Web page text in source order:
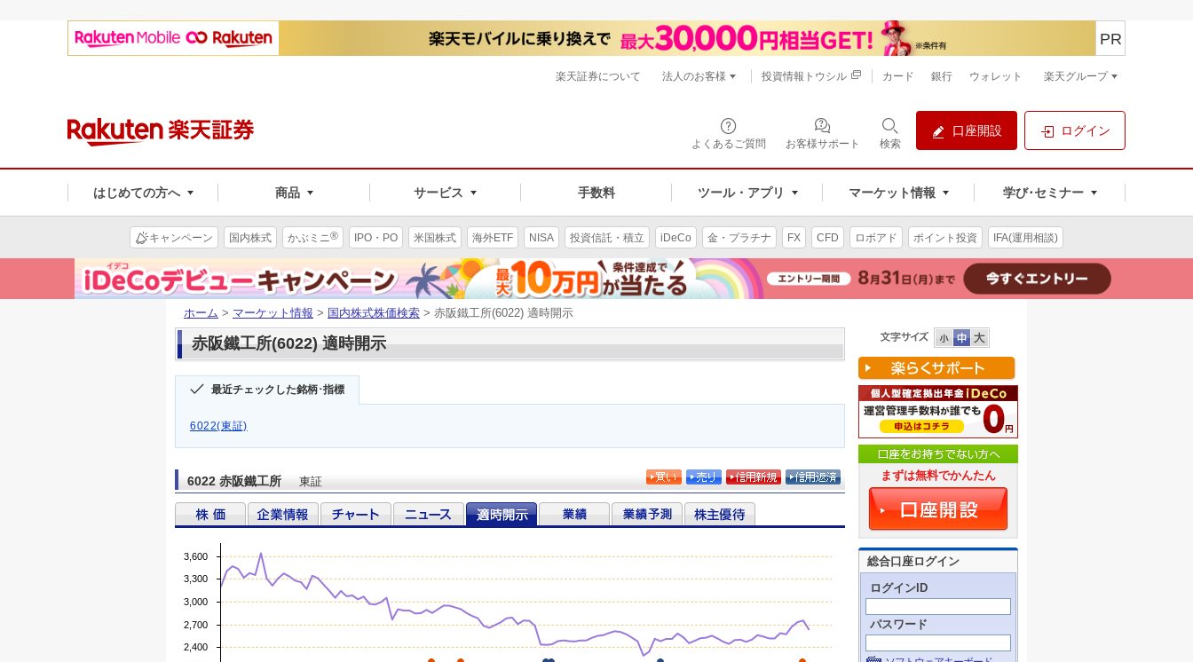
よくあるご質問 お客様サポート 検索
口座開設 ログイン
はじめての方へ 商品 サービス 手数料 ツール・アプリ マーケット情報 学び･セミナー
PR
楽天証券について 法人のお客様 投資情報トウシル カード 銀行 ウォレット 楽天グループ
キャンペーン 国内株式 かぶミニ® IPO・PO 米国株式 海外ETF NISA 投資信託・積立 iDeCo 金・プラチナ FX CFD ロボアド ポイント投資 IFA(運用相談)
ホーム > マーケット情報 > 国内株式株価検索 > 赤阪鐵工所(6022) 適時開示
赤阪鐵工所(6022) 適時開示
最近チェックした銘柄･指標
6022(東証)
6022 赤阪鐵工所 東証 まずは無料でかんたん
総合口座ログイン
ログインID
パスワード